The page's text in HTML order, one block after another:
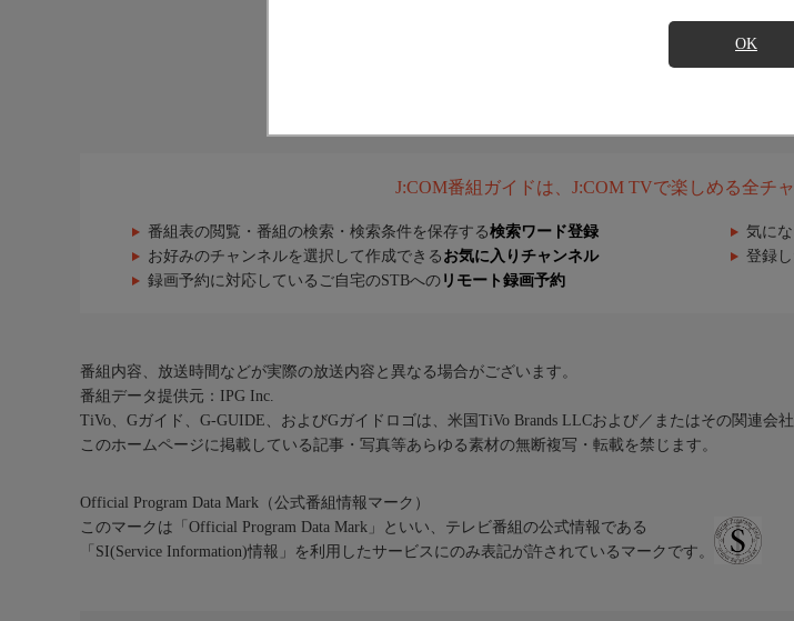
OK
J:COM番組ガイドは、J:COM TVで楽しめる全チ
番組表の閲覧・番組の検索・検索条件を保存する検索ワード登録 気に
お好みのチャンネルを選択して作成できる お気に入りチャンネル 登録
録画予約に対応しているご自宅のSTBへの リモート録画予約
番組内容、放送時間などが実際の放送内容と異なる場合がございます。
番組データ提供元：IPG Inc.
TiVo、Gガイド、G-GUIDE、およびGガイドロゴは、米国TiVo Brands LLCおよび／またはその関連会
このホームページに掲載している記事・写真等あらゆる素材の無断複写・転載を禁じます。
Official Program Data Mark（公式番組情報マーク）
このマークは「Official Program Data Mark」といい、テレビ番組の公式情報である
「SI(Service Information)情報」を利用したサービスにのみ表記が許されているマークです。